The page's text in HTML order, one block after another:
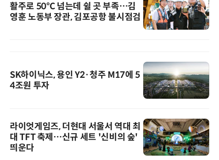
활주로 50℃ 넘는데 쉴 곳 부족…김
영훈 노동부 장관, 김포공항 불시점검
SK하이닉스, 용인 Y2·청주 M17에 5
4조원 투자
라이엇게임즈, 더현대 서울서 역대 최
대 TFT 축제…신규 세트 '신비의 숲'
띄운다